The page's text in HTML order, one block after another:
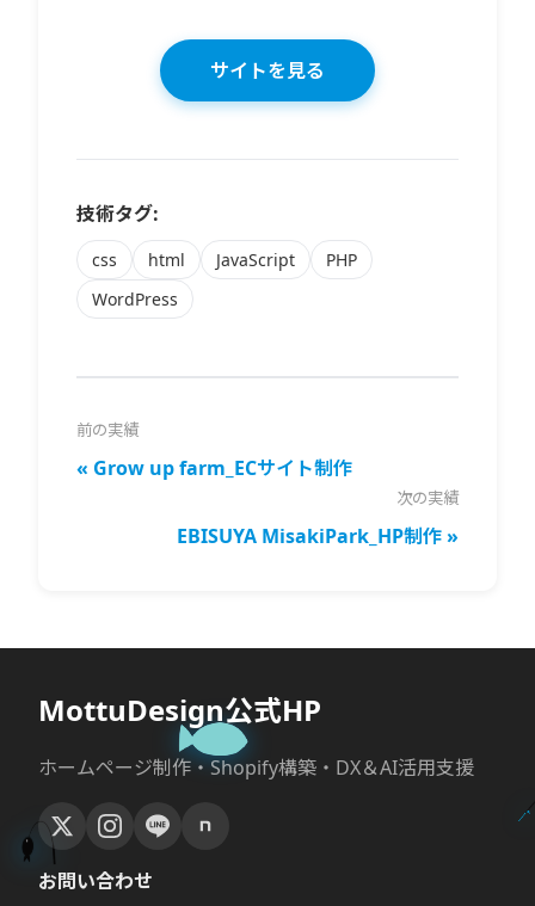
サイトを見る
技術タグ:
css html JavaScript
PHP
WordPress
前の実績
« Grow up farm_ECサイト制作
次の実績
EBISUYA MisakiPark_HP制作 »
MottuDesign公式HP
ホームページ制作・Shopify構築・DX＆AI活用支援
お問い合わせ